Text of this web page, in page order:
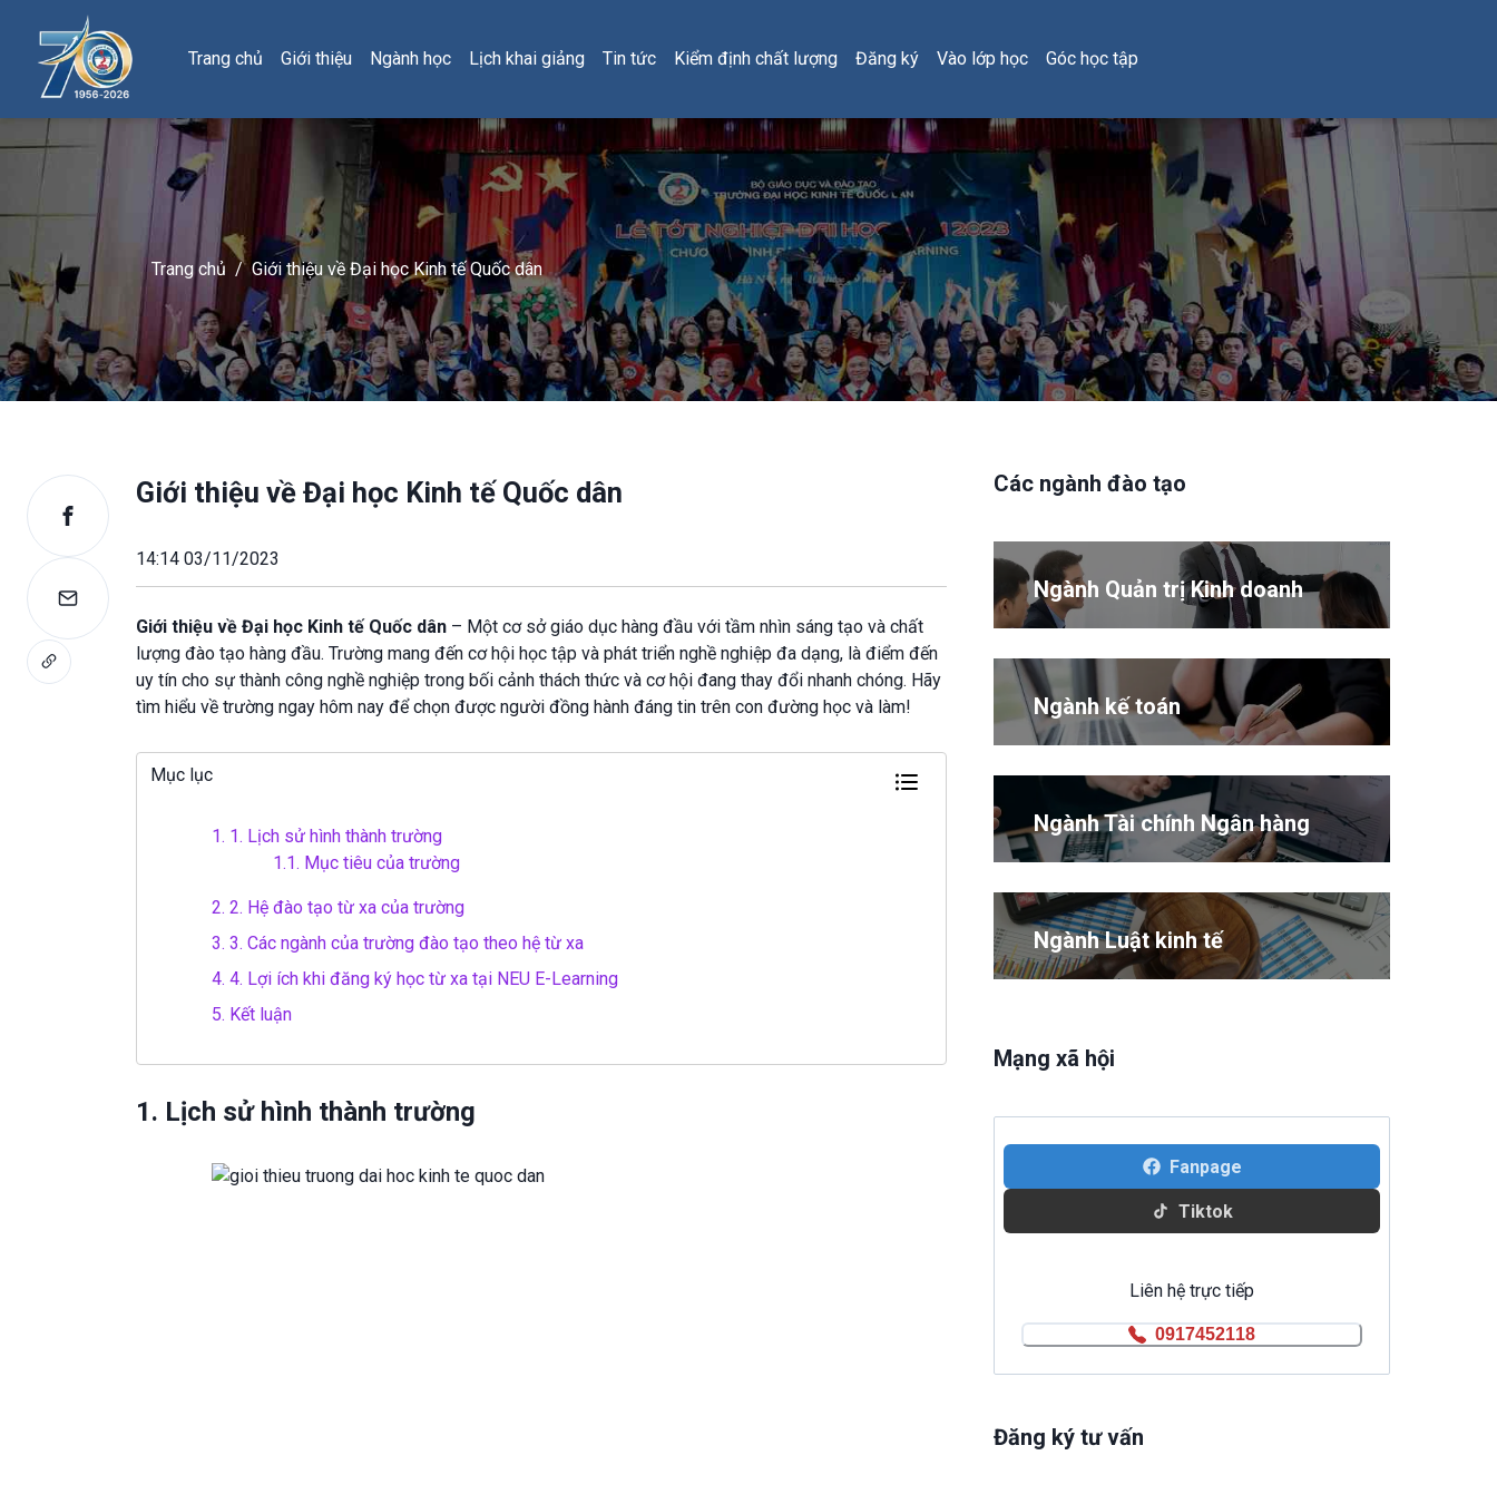
Trang chủ Giới thiệu Ngành học Lịch khai giảng Tin tức Kiểm định chất lượng Đăng ký Vào lớp học Góc học tập
Trang chủ / Giới thiệu về Đại học Kinh tế Quốc dân
Giới thiệu về Đại học Kinh tế Quốc dân
14:14 03/11/2023
Giới thiệu về Đại học Kinh tế Quốc dân – Một cơ sở giáo dục hàng đầu với tầm nhìn sáng tạo và chất
lượng đào tạo hàng đầu. Trường mang đến cơ hội học tập và phát triển nghề nghiệp đa dạng, là điểm đến
uy tín cho sự thành công nghề nghiệp trong bối cảnh thách thức và cơ hội đang thay đổi nhanh chóng. Hãy
tìm hiểu về trường ngay hôm nay để chọn được người đồng hành đáng tin trên con đường học và làm!
Mục lục
1. 1. Lịch sử hình thành trường
1.1. Mục tiêu của trường
2. 2. Hệ đào tạo từ xa của trường
3. 3. Các ngành của trường đào tạo theo hệ từ xa
4. 4. Lợi ích khi đăng ký học từ xa tại NEU E-Learning
5. Kết luận
1. Lịch sử hình thành trường
Các ngành đào tạo
Ngành Quản trị Kinh doanh
Ngành kế toán
Ngành Tài chính Ngân hàng
Ngành Luật kinh tế
Mạng xã hội
Fanpage
Tiktok
Liên hệ trực tiếp
0917452118
Đăng ký tư vấn